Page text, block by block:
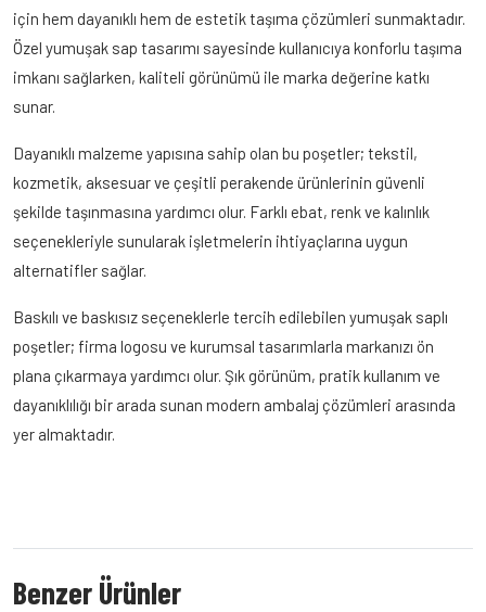
Teklif / Sipariş
isteyebilirsiniz.
Adınız Soyadınız*
E-posta*
Telefon
için hem dayanıklı hem de estetik taşıma çözümleri sunmaktadır.
Özel yumuşak sap tasarımı sayesinde kullanıcıya konforlu taşıma
imkanı sağlarken, kaliteli görünümü ile marka değerine katkı
sunar.
Dayanıklı malzeme yapısına sahip olan bu poşetler; tekstil,
kozmetik, aksesuar ve çeşitli perakende ürünlerinin güvenli
şekilde taşınmasına yardımcı olur. Farklı ebat, renk ve kalınlık
seçenekleriyle sunularak işletmelerin ihtiyaçlarına uygun
alternatifler sağlar.
Baskılı ve baskısız seçeneklerle tercih edilebilen yumuşak saplı
poşetler; firma logosu ve kurumsal tasarımlarla markanızı ön
plana çıkarmaya yardımcı olur. Şık görünüm, pratik kullanım ve
dayanıklılığı bir arada sunan modern ambalaj çözümleri arasında
yer almaktadır.
Benzer Ürünler